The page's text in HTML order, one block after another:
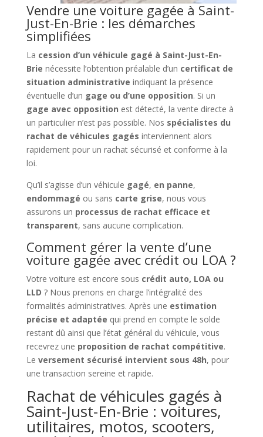
Vendre une voiture gagée à Saint-
Just-En-Brie : les démarches
simplifiées
La cession d’un véhicule gagé à Saint-Just-En-
Brie nécessite l’obtention préalable d’un certificat de
situation administrative indiquant la présence
éventuelle d’un gage ou d’une opposition. Si un
gage avec opposition est détecté, la vente directe à
un particulier n’est pas possible. Nos spécialistes du
rachat de véhicules gagés interviennent alors
rapidement pour un rachat sécurisé et conforme à la
loi.
Qu’il s’agisse d’un véhicule gagé, en panne,
endommagé ou sans carte grise, nous vous
assurons un processus de rachat efficace et
transparent, sans aucune complication.
Comment gérer la vente d’une
voiture gagée avec crédit ou LOA ?
Votre voiture est encore sous crédit auto, LOA ou
LLD ? Nous prenons en charge l’intégralité des
formalités administratives. Après une estimation
précise et adaptée qui prend en compte le solde
restant dû ainsi que l’état général du véhicule, vous
recevrez une proposition de rachat compétitive.
Le versement sécurisé intervient sous 48h, pour
une transaction sereine et rapide.
Rachat de véhicules gagés à
Saint-Just-En-Brie : voitures,
utilitaires, motos, scooters,